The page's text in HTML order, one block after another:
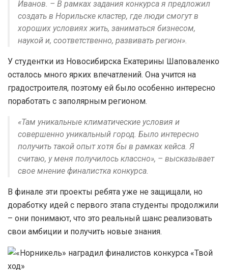
Иванов. – В рамках задания конкурса я предложил
создать в Норильске кластер, где люди смогут в
хороших условиях жить, заниматься бизнесом,
наукой и, соответственно, развивать регион».
У студентки из Новосибирска Екатерины Шаповаленко
осталось много ярких впечатлений. Она учится на
градостроителя, поэтому ей было особенно интересно
поработать с заполярным регионом.
«Там уникальные климатические условия и
совершенно уникальный город. Было интересно
получить такой опыт хотя бы в рамках кейса. Я
считаю, у меня получилось классно», – высказывает
свое мнение финалистка конкурса.
В финале эти проекты ребята уже не защищали, но
доработку идей с первого этапа студенты продолжили
– они понимают, что это реальный шанс реализовать
свои амбиции и получить новые знания.